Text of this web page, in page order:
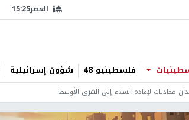
العصر15:25
فلسطينيو 48 شؤون إسرائيلية
محادثات لإعادة السلام إلى الشرق الأوسط